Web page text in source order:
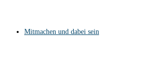
Mitmachen und dabei sein